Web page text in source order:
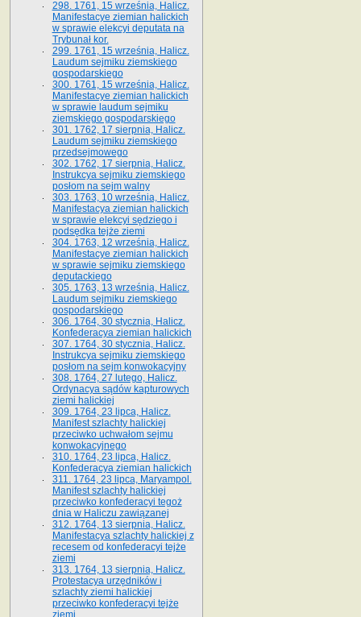
298. 1761, 15 września, Halicz.
Manifestacye ziemian halickich
w sprawie elekcyi deputata na
Trybunał kor.
299. 1761, 15 września, Halicz.
Laudum sejmiku ziemskiego
gospodarskiego
300. 1761, 15 września, Halicz.
Manifestacye ziemian halickich
w sprawie laudum sejmiku
ziemskiego gospodarskiego
301. 1762, 17 sierpnia, Halicz.
Laudum sejmiku ziemskiego
przedsejmowego
302. 1762, 17 sierpnia, Halicz.
Instrukcya sejmiku ziemskiego
posłom na sejm walny
303. 1763, 10 września, Halicz.
Manifestacya ziemian halickich
w sprawie elekcyi sędziego i
podsędka tejże ziemi
304. 1763, 12 września, Halicz.
Manifestacye ziemian halickich
w sprawie sejmiku ziemskiego
deputackiego
305. 1763, 13 września, Halicz.
Laudum sejmiku ziemskiego
gospodarskiego
306. 1764, 30 stycznia, Halicz.
Konfederacya ziemian halickich
307. 1764, 30 stycznia, Halicz.
Instrukcya sejmiku ziemskiego
posłom na sejm konwokacyjny
308. 1764, 27 lutego, Halicz.
Ordynacya sądów kapturowych
ziemi halickiej
309. 1764, 23 lipca, Halicz.
Manifest szlachty halickiej
przeciwko uchwałom sejmu
konwokacyjnego
310. 1764, 23 lipca, Halicz.
Konfederacya ziemian halickich
311. 1764, 23 lipca, Maryampol.
Manifest szlachty halickiej
przeciwko konfederacyi tegoż
dnia w Haliczu zawiązanej
312. 1764, 13 sierpnia, Halicz.
Manifestacya szlachty halickiej z
recesem od konfederacyi tejże
ziemi
313. 1764, 13 sierpnia, Halicz.
Protestacya urzędników i
szlachty ziemi halickiej
przeciwko konfederacyi tejże
ziemi